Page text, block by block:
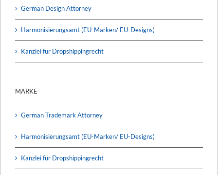
German Design Attorney
Harmonisierungsamt (EU-Marken/ EU-Designs)
Kanzlei für Dropshippingrecht
MARKE
German Trademark Attorney
Harmonisierungsamt (EU-Marken/ EU-Designs)
Kanzlei für Dropshippingrecht